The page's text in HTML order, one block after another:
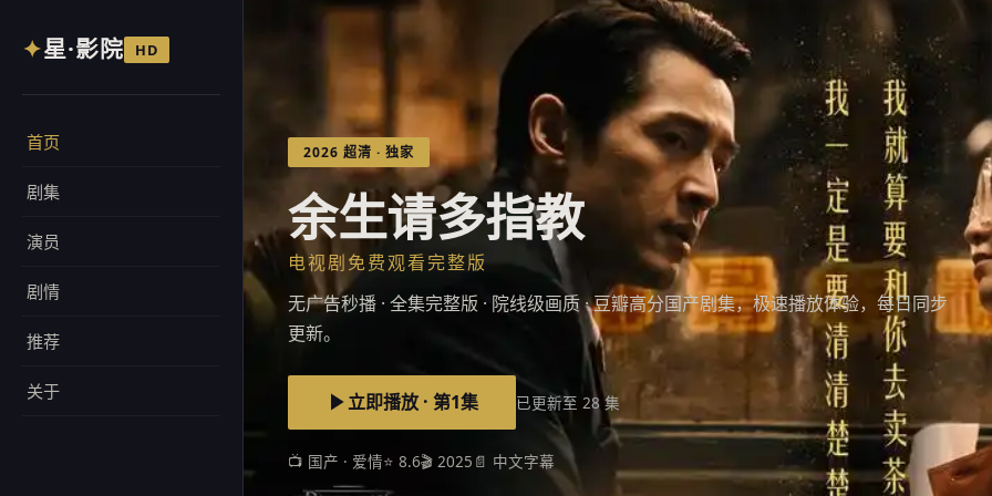
✦星·影院 HD
首页
剧集
演员
剧情
推荐
关于
2026 超清 · 独家
余生请多指教
电视剧免费观看完整版
无广告秒播 · 全集完整版 · 院线级画质 · 豆瓣高分国产剧集，极速播放体验，每日同步
更新。
立即播放 · 第1集 已更新至 28 集
📺 国产 · 爱情⭐ 8.6🎬 2025 📄 中文字幕